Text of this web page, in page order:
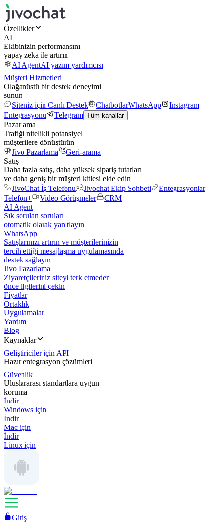
Özellikler
AI
Ekibinizin performansını
yapay zeka ile artırın
AI AgentAI yazım yardımcısı
Müşteri Hizmetleri
Olağanüstü bir destek deneyimi
sunun
Siteniz için Canlı Destek
ChatbotlarWhatsApp
Instagram
Entegrasyonu
Telegram Tüm kanallar
Pazarlama
Trafiği nitelikli potansiyel
müşterilere dönüştürün
Jivo Pazarlama
Geri-arama
Satış
Daha fazla satış, daha yüksek sipariş tutarları
ve daha geniş bir müşteri kitlesi elde edin
JivoChat İş Telefonu
Jivochat Ekip Sohbeti
Entegrasyonlar
Telefon+
Video Görüşmeler
CRM
AI Agent
Sık sorulan soruları
otomatik olarak yanıtlayın
WhatsApp
Satışlarınızı artırın ve müşterilerinizin
tercih ettiği mesajlaşma uygulamasında
destek sağlayın
Jivo Pazarlama
Ziyaretçileriniz siteyi terk etmeden
önce ilgilerini çekin
Fiyatlar
Ortaklık
Uygulamalar
Yardım
Blog
Kaynaklar
Geliştiriciler için API
Hazır entegrasyon çözümleri
Güvenlik
Uluslararası standartlara uygun
koruma
İndir
Windows için
İndir
Mac için
İndir
Linux için
Giriş